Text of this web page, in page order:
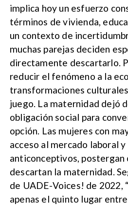
implica hoy un esfuerzo
términos de vivienda,
un contexto de
muchas parejas deciden
directamente descartarlo.
reducir el fenómeno a la
transformaciones
juego. La maternidad dejó
obligación social para
opción. Las mujeres con
acceso al mercado laboral
anticonceptivos,
descartan la maternidad.
de UADE-Voices! de 2022,
apenas el quinto lugar